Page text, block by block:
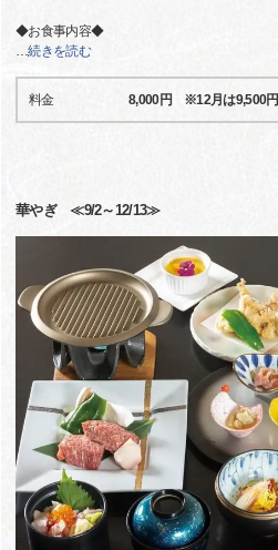
◆お食事内容◆
…続きを読む
料金 8,000円 ※12月は9,500円
華やぎ ≪9/2～12/13≫